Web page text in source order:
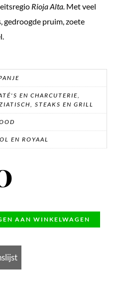
Rioja Alta. Met veel
gedroogde pruim, zoete
EN CHARCUTERIE,
STEAKS EN GRILL
EN ROYAAL
AAN WINKELWAGEN